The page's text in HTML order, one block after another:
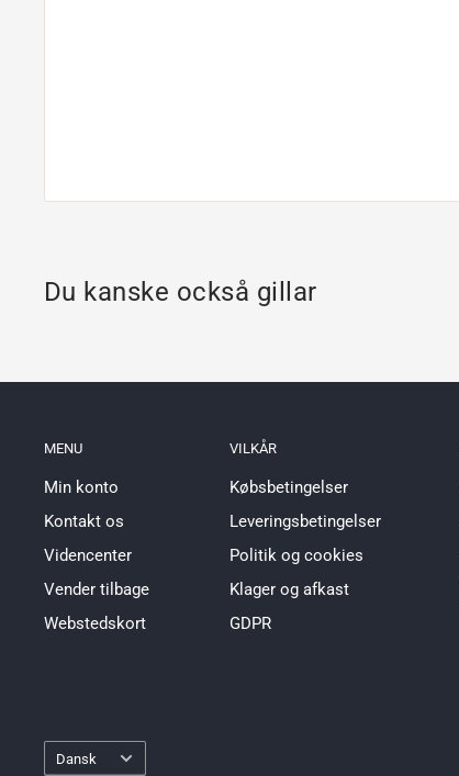
Du kanske också gillar
MENU
Min konto
Kontakt os
Videncenter
Vender tilbage
Webstedskort
VILKÅR
Købsbetingelser
Leveringsbetingelser
Politik og cookies
Klager og afkast
GDPR
Språk
Dansk